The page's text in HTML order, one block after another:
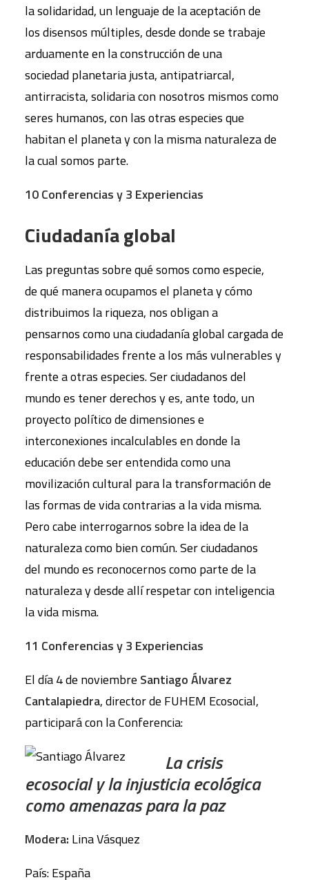
la solidaridad, un lenguaje de la aceptación de
los disensos múltiples, desde donde se trabaje
arduamente en la construcción de una
sociedad planetaria justa, antipatriarcal,
antirracista, solidaria con nosotros mismos como
seres humanos, con las otras especies que
habitan el planeta y con la misma naturaleza de
la cual somos parte.
10 Conferencias y 3 Experiencias
Ciudadanía global
Las preguntas sobre qué somos como especie,
de qué manera ocupamos el planeta y cómo
distribuimos la riqueza, nos obligan a
pensarnos como una ciudadanía global cargada de
responsabilidades frente a los más vulnerables y
frente a otras especies. Ser ciudadanos del
mundo es tener derechos y es, ante todo, un
proyecto político de dimensiones e
interconexiones incalculables en donde la
educación debe ser entendida como una
movilización cultural para la transformación de
las formas de vida contrarias a la vida misma.
Pero cabe interrogarnos sobre la idea de la
naturaleza como bien común. Ser ciudadanos
del mundo es reconocernos como parte de la
naturaleza y desde allí respetar con inteligencia
la vida misma.
11 Conferencias y 3 Experiencias
El día 4 de noviembre Santiago Álvarez
Cantalapiedra, director de FUHEM Ecosocial,
participará con la Conferencia:
La crisis
ecosocial y la injusticia ecológica
como amenazas para la paz
Modera: Lina Vásquez
País: España